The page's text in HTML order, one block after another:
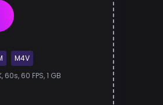
M4V
60 FPS, 1 GB